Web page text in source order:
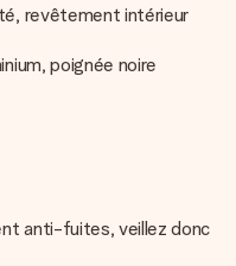
revêtement intérieur
poignée noire
anti-fuites, veillez donc